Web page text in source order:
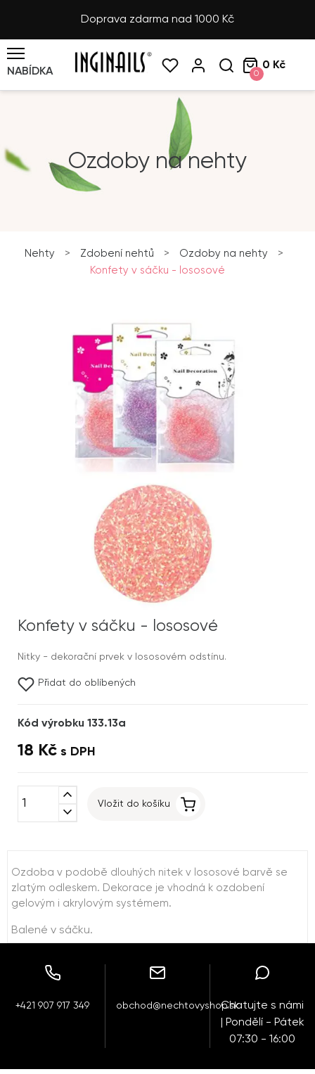
Doprava zdarma nad 1000 Kč
NABÍDKA 0
0 Kč
Ozdoby na nehty
Nehty > Zdobení nehtů > Ozdoby na nehty
>
Konfety v sáčku - lososové
Konfety v sáčku - lososové
Nitky - dekorační prvek v lososovém odstínu.
Přidat do oblíbených
Kód výrobku 133.13a
18 Kč s DPH
expand_less
expand_more
Vložit do košíku
Ozdoba v podobě dlouhých nitek v lososové barvě se
zlatým odleskem. Dekorace je vhodná k ozdobení
gelovým i akrylovým systémem.
Balené v sáčku.
+421 907 917 349 obchod@nechtovyshop.skChatujte s námi
| Pondělí - Pátek
07:30 - 16:00